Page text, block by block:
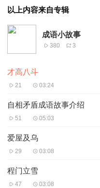
以上内容来自专辑
成语小故事
380 3
才高八斗
21 03:24
自相矛盾成语故事介绍
51 05:03
爱屋及乌
29 03:08
程门立雪
47 03:08